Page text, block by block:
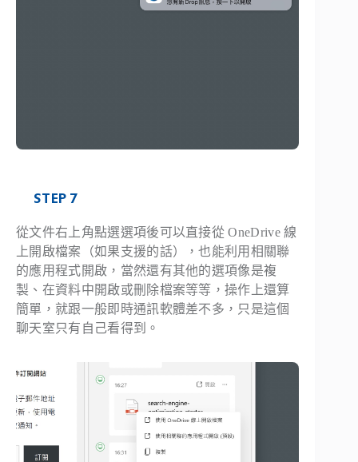
STEP 7
從文件右上角點選選項後可以直接從 OneDrive 線
上開啟檔案（如果支援的話），也能利用相關聯
的應用程式開啟，當然還有其他的選項像是複
製、在資料中開啟或刪除檔案等等，操作上還算
簡單，就跟一般即時通訊軟體差不多，只是這個
聊天室只有自己看得到。